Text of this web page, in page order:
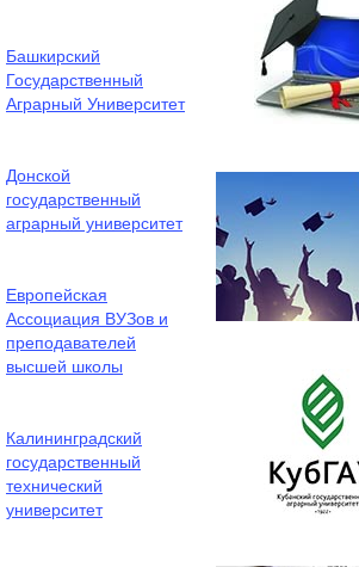
Башкирский
Государственный
Аграрный Университет
Донской
государственный
аграрный университет
Европейская
Ассоциация ВУЗов и
преподавателей
высшей школы
Калининградский
государственный
технический
университет